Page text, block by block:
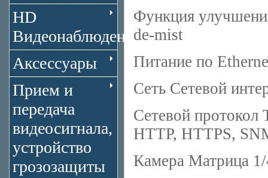
HD
Видеонаблюдение
Аксессуары
Прием и
передача
видеосигнала,
устройство
грозозащиты
Функция
de-mist
Питание по
Сеть Сетевой
Сетевой протокол
HTTP, HTTPS,
Камера Матрица